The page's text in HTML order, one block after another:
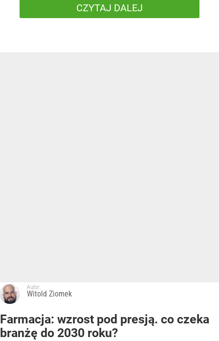
CZYTAJ DALEJ
Autor:
Witold Ziomek
Farmacja: wzrost pod presją. co czeka
branżę do 2030 roku?